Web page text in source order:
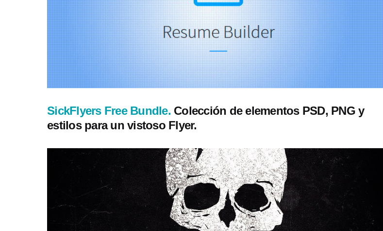
SickFlyers Free Bundle. Colección de elementos PSD, PNG y
estilos para un vistoso Flyer.